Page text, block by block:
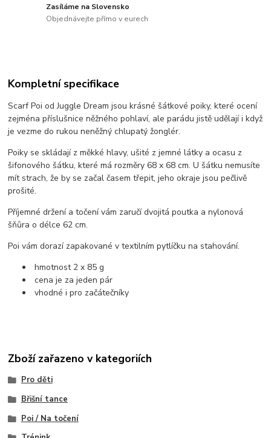
Zasíláme na Slovensko
Objednávejte přímo v eurech
Kompletní specifikace
Scarf Poi od Juggle Dream jsou krásné šátkové poiky, které ocení
zejména příslušnice něžného pohlaví, ale parádu jistě udělají i když
je vezme do rukou neněžný chlupatý žonglér.
Poiky se skládají z měkké hlavy, ušité z jemné látky a ocasu z
šifonového šátku, které má rozměry 68 x 68 cm. U šátku nemusíte
mít strach, že by se začal časem třepit, jeho okraje jsou pečlivě
prošité.
Příjemné držení a točení vám zaručí dvojitá poutka a nylonová
šňůra o délce 62 cm.
Poi vám dorazí zapakované v textilním pytlíčku na stahování.
hmotnost 2 x 85 g
cena je za jeden pár
vhodné i pro začátečníky
Zboží zařazeno v kategoriích
Pro děti
Břišní tance
Poi / Na točení